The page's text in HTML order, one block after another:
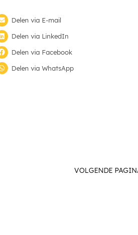
Delen via E-mail
Delen via LinkedIn
Delen via Facebook
Delen via WhatsApp
VOLGENDE